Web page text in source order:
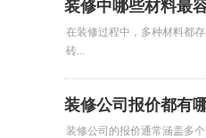
装修中哪些材料最
在装修过程中，多种材料都
砖...
装修公司报价都有
装修公司的报价通常涵盖多